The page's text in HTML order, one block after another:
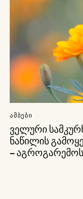
ᲐᲛᲑᲔᲑᲘ
ველური
ნაწილის
– აგროგარემოს